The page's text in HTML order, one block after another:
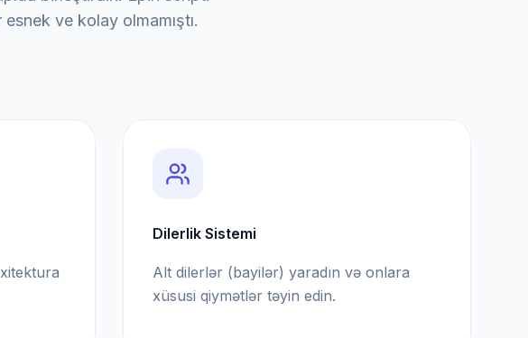
ve kolay olmamıştı.
Dilerlik Sistemi
Alt dilerlər (bayilər) yaradın və onlara
xüsusi qiymətlər təyin edin.